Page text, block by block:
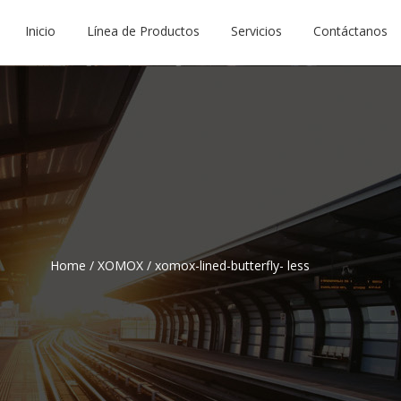
Inicio Línea de Productos Servicios Contáctanos
Home / XOMOX / xomox-lined-butterfly- less